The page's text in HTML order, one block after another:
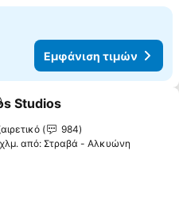
Εμφάνιση τιμών
στα αγαπημένα
Studios
984
από: Στραβά - Αλκυώνη